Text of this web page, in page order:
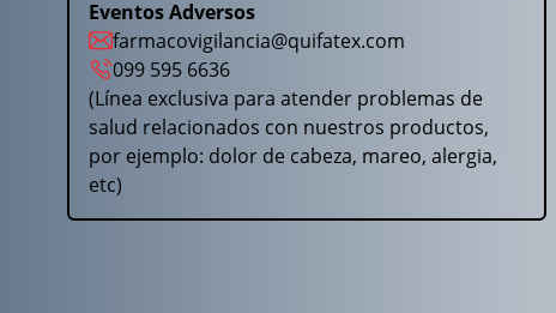
Eventos Adversos
farmacovigilancia@quifatex.com
099 595 6636
(Línea exclusiva para atender problemas de
salud relacionados con nuestros productos,
por ejemplo: dolor de cabeza, mareo, alergia,
etc)